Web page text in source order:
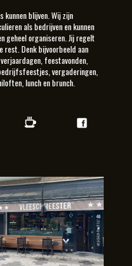
kunnen blijven. Wij zijn
als bedrijven en kunnen
geheel organiseren. Jij regelt
rest. Denk bijvoorbeeld aan
feestavonden,
vergaderingen,
lunch en brunch.